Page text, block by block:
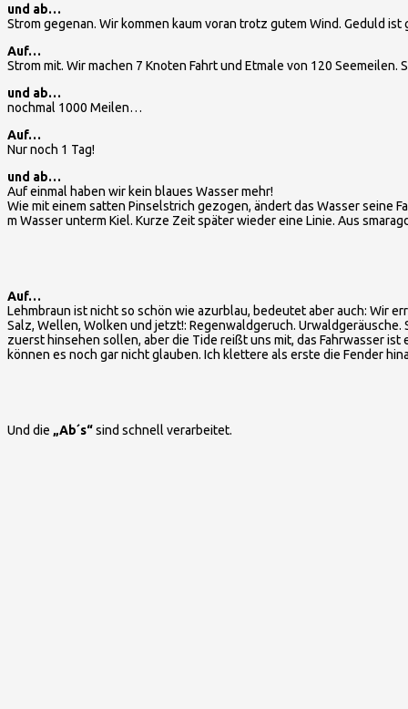
und ab…
Strom gegenan. Wir kommen kaum voran trotz gutem Wind. Geduld ist
Auf…
Strom mit. Wir machen 7 Knoten Fahrt und Etmale von 120 Seemeilen.
und ab…
nochmal 1000 Meilen…
Auf…
Nur noch 1 Tag!
und ab…
Auf einmal haben wir kein blaues Wasser mehr!
Wie mit einem satten Pinselstrich gezogen, ändert das Wasser seine
m Wasser unterm Kiel. Kurze Zeit später wieder eine Linie. Aus
Auf…
Lehmbraun ist nicht so schön wie azurblau, bedeutet aber auch: Wir
Salz, Wellen, Wolken und jetzt!: Regenwaldgeruch.
zuerst hinsehen sollen, aber die Tide reißt uns mit, das Fahrwasser
können es noch gar nicht glauben. Ich klettere als erste die Fender
Und die „Ab´s“sind schnell verarbeitet.